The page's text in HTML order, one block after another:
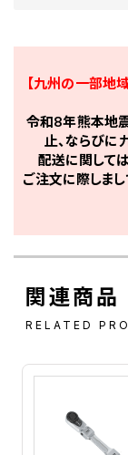
【九州の一部地
令和8年熊本地
止、ならびに
配送に関して
ご注文に際しま
関連商品
RELATED